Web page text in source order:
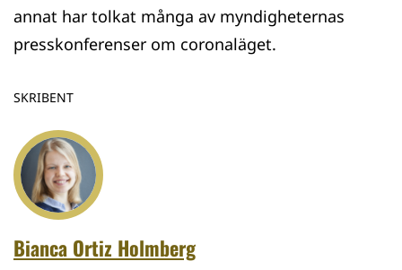
annat har tolkat många av myndigheternas
presskonferenser om coronaläget.
SKRIBENT
Bianca Ortiz Holmberg